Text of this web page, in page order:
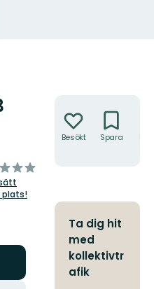
plats!
Besökt Spara
Ta dig hit
med
kollektivtr
afik